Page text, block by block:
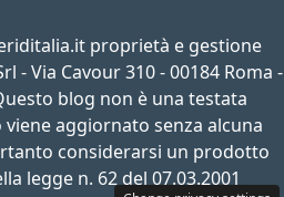
proprietà e gestione
- Via Cavour 310 - 00184 Roma -
blog non è una testata
aggiornato senza alcuna
considerarsi un prodotto
legge n. 62 del 07.03.2001